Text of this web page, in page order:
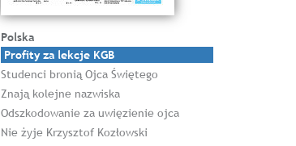
Polska
Profity za lekcje KGB
Studenci bronią Ojca Świętego
Znają kolejne nazwiska
Odszkodowanie za uwięzienie ojca
Nie żyje Krzysztof Kozłowski